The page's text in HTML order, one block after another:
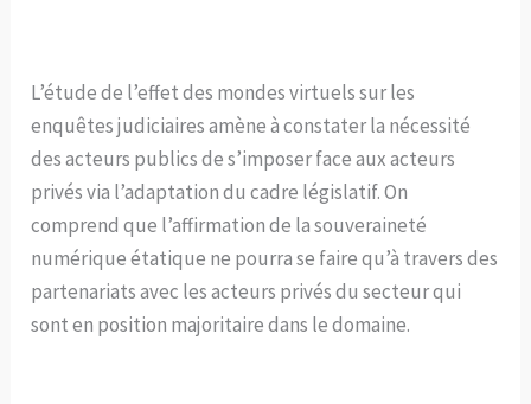
L’étude de l’effet des mondes virtuels sur les
enquêtes judiciaires amène à constater la nécessité
des acteurs publics de s’imposer face aux acteurs
privés via l’adaptation du cadre législatif. On
comprend que l’affirmation de la souveraineté
numérique étatique ne pourra se faire qu’à travers des
partenariats avec les acteurs privés du secteur qui
sont en position majoritaire dans le domaine.